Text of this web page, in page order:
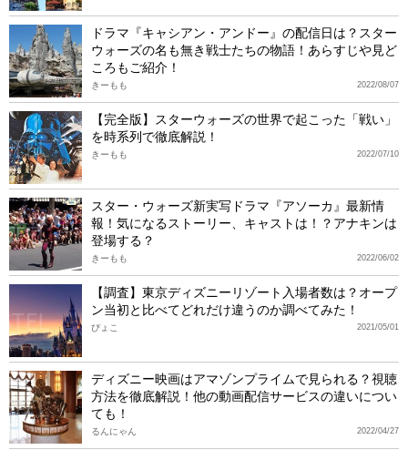
ドラマ『キャシアン・アンドー』の配信日は？スター
ウォーズの名も無き戦士たちの物語！あらすじや見ど
ころもご紹介！
2022/08/07
きーもも
【完全版】スターウォーズの世界で起こった「戦い」
を時系列で徹底解説！
2022/07/10
きーもも
スター・ウォーズ新実写ドラマ『アソーカ』最新情
報！気になるストーリー、キャストは！？アナキンは
登場する？
2022/06/02
きーもも
【調査】東京ディズニーリゾート入場者数は？オープ
ン当初と比べてどれだけ違うのか調べてみた！
2021/05/01
ぴょこ
ディズニー映画はアマゾンプライムで見られる？視聴
方法を徹底解説！他の動画配信サービスの違いについ
ても！
2022/04/27
るんにゃん